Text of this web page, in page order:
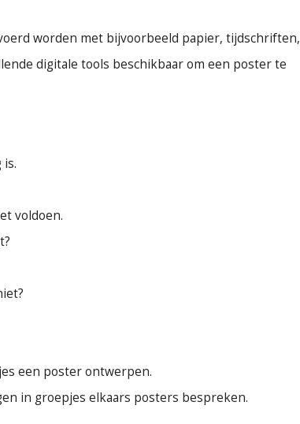
worden met bijvoorbeeld papier, tijdschriften,
digitale tools beschikbaar om een poster te
is.
voldoen.
een poster ontwerpen.
in groepjes elkaars posters bespreken.